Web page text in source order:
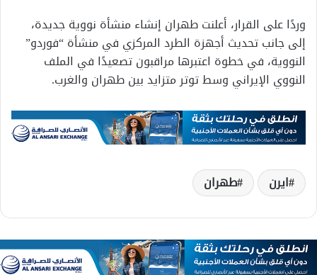
وردًا على القرار، أعلنت طهران إنشاء منشأة نووية جديدة،
إلى جانب تحديث أجهزة الطرد المركزي في منشأة “فوردو”
النووية، في خطوة اعتبرها مراقبون تصعيدًا في الملف
النووي الإيراني وسط توتر متزايد بين طهران والغرب.
ايرن طهران